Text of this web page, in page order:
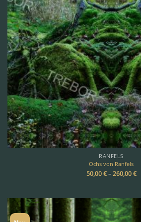
RANFELS
Ochs von Ranfels
50,00€–260,00€